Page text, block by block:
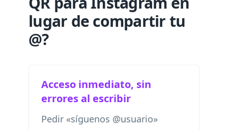
lugar de compartir tu
@?
Acceso inmediato, sin
errores al escribir
Pedir «síguenos @usuario»